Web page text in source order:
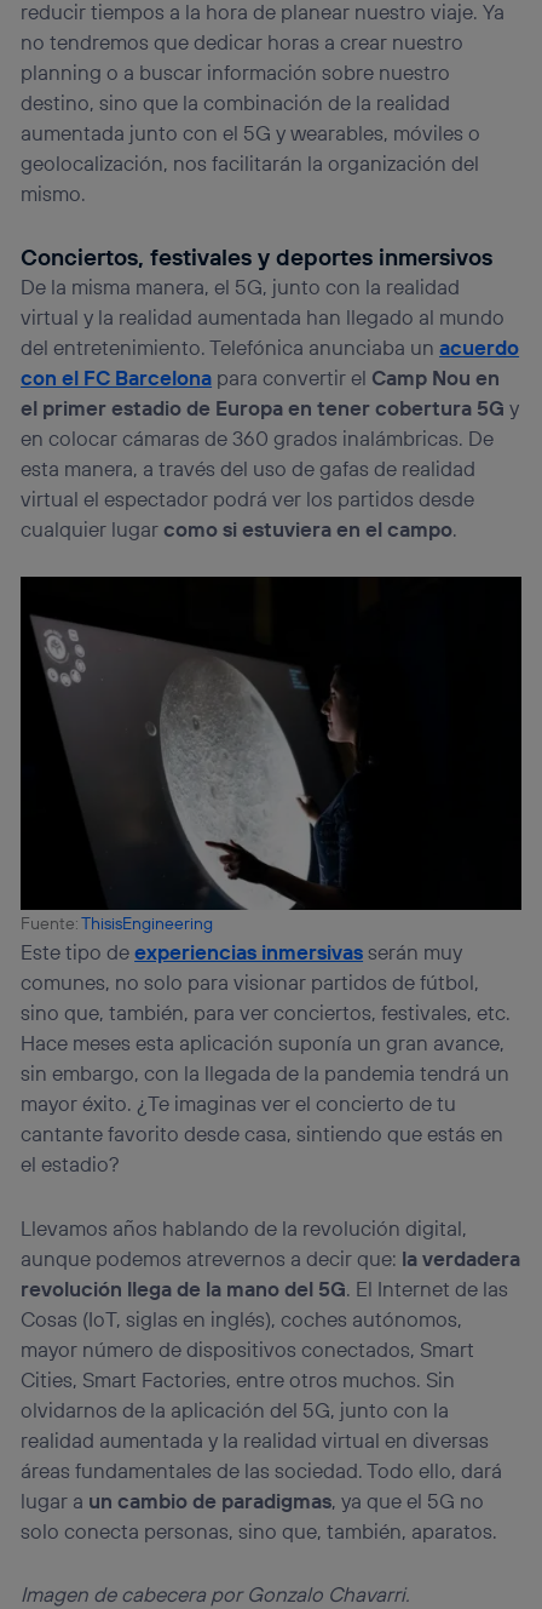
reducir tiempos a la hora de planear nuestro viaje. Ya
no tendremos que dedicar horas a crear nuestro
planning o a buscar información sobre nuestro
destino, sino que la combinación de la realidad
aumentada junto con el 5G y wearables, móviles o
geolocalización, nos facilitarán la organización del
mismo.
Conciertos, festivales y deportes inmersivos
De la misma manera, el 5G, junto con la realidad
virtual y la realidad aumentada han llegado al mundo
del entretenimiento. Telefónica anunciaba unacuerdo
con el FC Barcelona para convertir el Camp Nou en
el primer estadio de Europa en tener cobertura 5Gy
en colocar cámaras de 360 grados inalámbricas. De
esta manera, a través del uso de gafas de realidad
virtual el espectador podrá ver los partidos desde
cualquier lugarcomo si estuviera en el campo.
Fuente:ThisisEngineering
Este tipo deexperiencias inmersivasserán muy
comunes, no solo para visionar partidos de fútbol,
sino que, también, para ver conciertos, festivales, etc.
Hace meses esta aplicación suponía un gran avance,
sin embargo, con la llegada de la pandemia tendrá un
mayor éxito. ¿Te imaginas ver el concierto de tu
cantante favorito desde casa, sintiendo que estás en
el estadio?
Llevamos años hablando de la revolución digital,
aunque podemos atrevernos a decir que: la verdadera
revolución llega de la mano del 5G. El Internet de las
Cosas (IoT, siglas en inglés), coches autónomos,
mayor número de dispositivos conectados, Smart
Cities, Smart Factories, entre otros muchos. Sin
olvidarnos de la aplicación del 5G, junto con la
realidad aumentada y la realidad virtual en diversas
áreas fundamentales de las sociedad. Todo ello, dará
lugar a un cambio de paradigmas, ya que el 5G no
solo conecta personas, sino que, también, aparatos.
Imagen de cabecera por Gonzalo Chavarri.